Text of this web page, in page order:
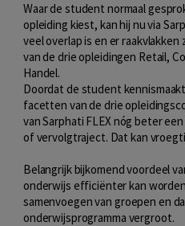
Waar de student normaal
opleiding kiest, kan hij nu via
veel overlap is en er
van de drie opleidingen Retail,
Handel.
Doordat de student
facetten van de drie
van Sarphati FLEX nóg beter
of vervolgtraject. Dat kan
Belangrijk bijkomend voordeel
onderwijs efficiënter kan
samenvoegen van groepen en
onderwijsprogramma vergroot.